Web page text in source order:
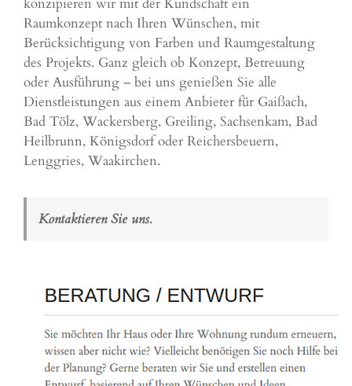
Raumkonzept nach Ihren Wünschen, mit
Berücksichtigung von Farben und Raumgestaltung
des Projekts. Ganz gleich ob Konzept, Betreuung
oder Ausführung – bei uns genießen Sie alle
Dienstleistungen aus einem Anbieter für Gaißach,
Bad Tölz, Wackersberg, Greiling, Sachsenkam, Bad
Heilbrunn, Königsdorfoder Reichersbeuern,
Lenggries, Waakirchen.
Kontaktieren Sie uns.